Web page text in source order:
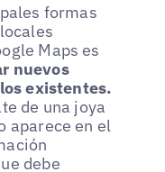
formas
Maps es
nuevos
existentes.
de una joya
aparece en el
debe